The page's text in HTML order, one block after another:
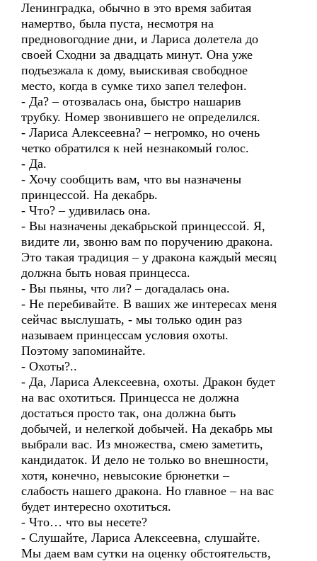
Ленинградка, обычно в это время забитая
намертво, была пуста, несмотря на
предновогодние дни, и Лариса долетела до
своей Сходни за двадцать минут. Она уже
подъезжала к дому, выискивая свободное
место, когда в сумке тихо запел телефон.
- Да? – отозвалась она, быстро нашарив
трубку. Номер звонившего не определился.
- Лариса Алексеевна? – негромко, но очень
четко обратился к ней незнакомый голос.
- Да.
- Хочу сообщить вам, что вы назначены
принцессой. На декабрь.
- Что? – удивилась она.
- Вы назначены декабрьской принцессой. Я,
видите ли, звоню вам по поручению дракона.
Это такая традиция – у дракона каждый месяц
должна быть новая принцесса.
- Вы пьяны, что ли? – догадалась она.
- Не перебивайте. В ваших же интересах меня
сейчас выслушать, - мы только один раз
называем принцессам условия охоты.
Поэтому запоминайте.
- Охоты?..
- Да, Лариса Алексеевна, охоты. Дракон будет
на вас охотиться. Принцесса не должна
достаться просто так, она должна быть
добычей, и нелегкой добычей. На декабрь мы
выбрали вас. Из множества, смею заметить,
кандидаток. И дело не только во внешности,
хотя, конечно, невысокие брюнетки –
слабость нашего дракона. Но главное – на вас
будет интересно охотиться.
- Что… что вы несете?
- Слушайте, Лариса Алексеевна, слушайте.
Мы даем вам сутки на оценку обстоятельств,